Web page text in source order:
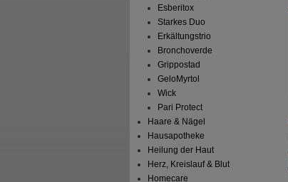
Esberitox
Starkes Duo
Erkältungstrio
Bronchoverde
Grippostad
GeloMyrtol
Wick
Pari Protect
Haare & Nägel
Hausapotheke
Heilung der Haut
Herz, Kreislauf & Blut
Homecare
AVP***
Unser Preis
Sie sparen
Max. Abgabe: